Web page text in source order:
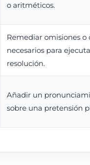
o aritméticos.
Remediar omisiones o
necesarios para
resolución.
Añadir un
sobre una pretensión